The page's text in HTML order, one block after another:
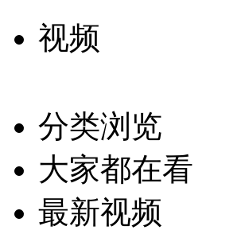
视频
分类浏览
大家都在看
最新视频